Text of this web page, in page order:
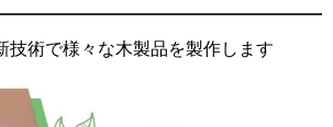
技術で様々な木製品を製作します